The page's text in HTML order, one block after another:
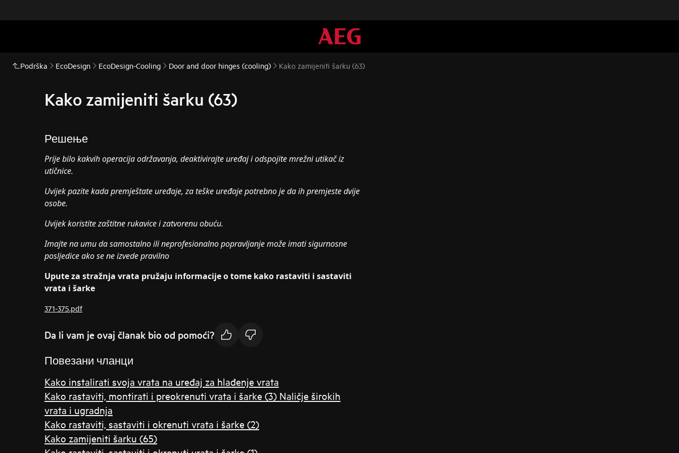
Podrška EcoDesign EcoDesign-Cooling Door and door hinges (cooling) Kako zamijeniti šarku (63)
Kako zamijeniti šarku (63)
Решење
Prije bilo kakvih operacija održavanja, deaktivirajte uređaj i odspojite mrežni utikač iz
utičnice.
Uvijek pazite kada premještate uređaje, za teške uređaje potrebno je da ih premjeste dvije
osobe.
Uvijek koristite zaštitne rukavice i zatvorenu obuću.
Imajte na umu da samostalno ili neprofesionalno popravljanje može imati sigurnosne
posljedice ako se ne izvede pravilno
Upute za stražnja vrata pružaju informacije o tome kako rastaviti i sastaviti
vrata i šarke
371-375.pdf
Da li vam je ovaj članak bio od pomoći?
Повезани чланци
Kako instalirati svoja vrata na uređaj za hlađenje vrata
Kako rastaviti, montirati i preokrenuti vrata i šarke (3) Naličje širokih
vrata i ugradnja
Kako rastaviti, sastaviti i okrenuti vrata i šarke (2)
Kako zamijeniti šarku (65)